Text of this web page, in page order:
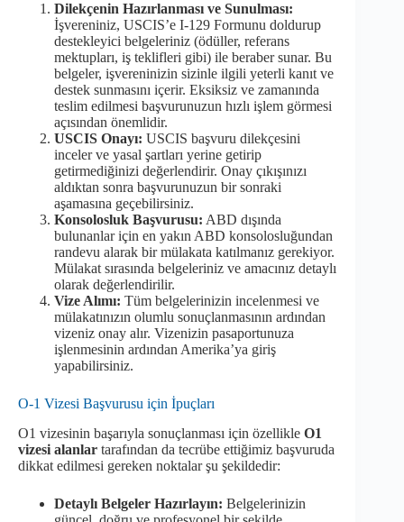
Dilekçenin Hazırlanması ve Sunulması:
İşvereniniz, USCIS’e I-129 Formunu doldurup
destekleyici belgeleriniz (ödüller, referans
mektupları, iş teklifleri gibi) ile beraber sunar. Bu
belgeler, işvereninizin sizinle ilgili yeterli kanıt ve
destek sunmasını içerir. Eksiksiz ve zamanında
teslim edilmesi başvurunuzun hızlı işlem görmesi
açısından önemlidir.
USCIS Onayı: USCIS başvuru dilekçesini
inceler ve yasal şartları yerine getirip
getirmediğinizi değerlendirir. Onay çıkışınızı
aldıktan sonra başvurunuzun bir sonraki
aşamasına geçebilirsiniz.
Konsolosluk Başvurusu: ABD dışında
bulunanlar için en yakın ABD konsolosluğundan
randevu alarak bir mülakata katılmanız gerekiyor.
Mülakat sırasında belgeleriniz ve amacınız detaylı
olarak değerlendirilir.
Vize Alımı: Tüm belgelerinizin incelenmesi ve
mülakatınızın olumlu sonuçlanmasının ardından
vizeniz onay alır. Vizenizin pasaportunuza
işlenmesinin ardından Amerika’ya giriş
yapabilirsiniz.
O-1 Vizesi Başvurusu için İpuçları
O1 vizesinin başarıyla sonuçlanması için özellikle O1
vizesi alanlar tarafından da tecrübe ettiğimiz başvuruda
dikkat edilmesi gereken noktalar şu şekildedir:
Detaylı Belgeler Hazırlayın: Belgelerinizin